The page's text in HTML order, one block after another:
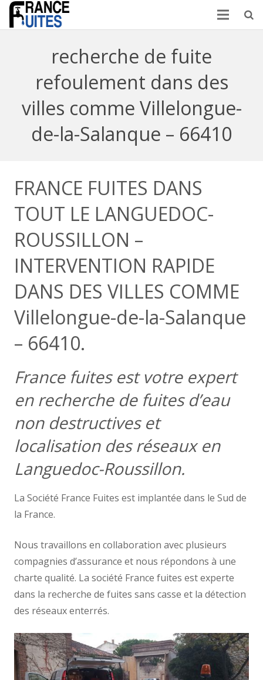
recherche de fuite
refoulement dans des
villes comme Villelongue-
de-la-Salanque – 66410
FRANCE FUITES DANS
TOUT LE LANGUEDOC-
ROUSSILLON –
INTERVENTION RAPIDE
DANS DES VILLES COMME
Villelongue-de-la-Salanque
– 66410.
France fuites est votre expert
en recherche de fuites d’eau
non destructives et
localisation des réseaux en
Languedoc-Roussillon.
La Société France Fuites est implantée dans le Sud de
la France.
Nous travaillons en collaboration avec plusieurs
compagnies d’assurance et nous répondons à une
charte qualité. La société France fuites est experte
dans la recherche de fuites sans casse et la détection
des réseaux enterrés.